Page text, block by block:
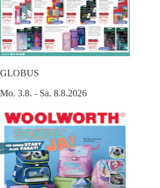
GLOBUS
Mo. 3.8. - Sa. 8.8.2026